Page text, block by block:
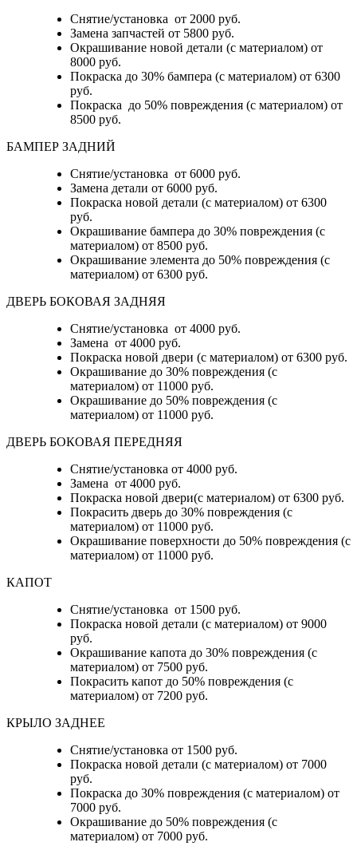
Снятие/установка от 2000 руб.
Замена запчастей от 5800 руб.
Окрашивание новой детали (с материалом) от
8000 руб.
Покраска до 30% бампера (с материалом) от 6300
руб.
Покраска до 50% повреждения (с материалом) от
8500 руб.
БАМПЕР ЗАДНИЙ
Снятие/установка от 6000 руб.
Замена детали от 6000 руб.
Покраска новой детали (с материалом) от 6300
руб.
Окрашивание бампера до 30% повреждения (с
материалом) от 8500 руб.
Окрашивание элемента до 50% повреждения (с
материалом) от 6300 руб.
ДВЕРЬ БОКОВАЯ ЗАДНЯЯ
Снятие/установка от 4000 руб.
Замена от 4000 руб.
Покраска новой двери (с материалом) от 6300 руб.
Окрашивание до 30% повреждения (с
материалом) от 11000 руб.
Окрашивание до 50% повреждения (с
материалом) от 11000 руб.
ДВЕРЬ БОКОВАЯ ПЕРЕДНЯЯ
Снятие/установка от 4000 руб.
Замена от 4000 руб.
Покраска новой двери(с материалом) от 6300 руб.
Покрасить дверь до 30% повреждения (с
материалом) от 11000 руб.
Окрашивание поверхности до 50% повреждения (с
материалом) от 11000 руб.
КАПОТ
Снятие/установка от 1500 руб.
Покраска новой детали (с материалом) от 9000
руб.
Окрашивание капота до 30% повреждения (с
материалом) от 7500 руб.
Покрасить капот до 50% повреждения (с
материалом) от 7200 руб.
КРЫЛО ЗАДНЕЕ
Снятие/установка от 1500 руб.
Покраска новой детали (с материалом) от 7000
руб.
Покраска до 30% повреждения (с материалом) от
7000 руб.
Окрашивание до 50% повреждения (с
материалом) от 7000 руб.